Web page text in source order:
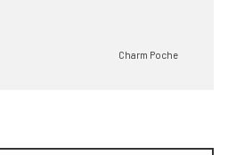
Charm Poche